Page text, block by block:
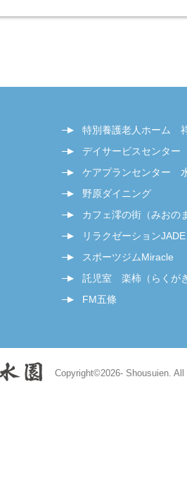
特別養護老人ホーム
デイサービスセンタ
ケアプランセンター
野原ダイニング
カフェ澪の街（みおの
リラクゼーションJADE
スポーツジムMiracle
託児室 楽柿（らくが
FM五條
Copyright©2026- Shousuien.